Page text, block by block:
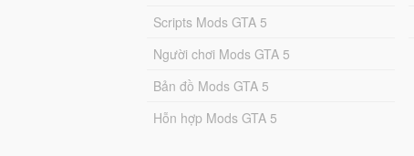
Scripts Mods GTA 5
Người chơi Mods GTA 5
Bản đồ Mods GTA 5
Hỗn hợp Mods GTA 5